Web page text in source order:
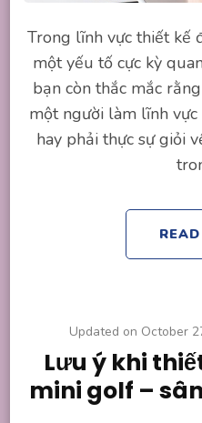
Trong lĩnh vực thiết kế
một yếu tố cực kỳ
bạn còn thắc mắc
một người làm lĩnh
hay phải thực sự giỏi
Updated on October
Lưu ý khi
mini golf –